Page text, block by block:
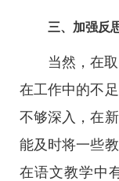
三、加强反
当然，在
在工作中的不
不够深入，在
能及时将一些
在语文教学中